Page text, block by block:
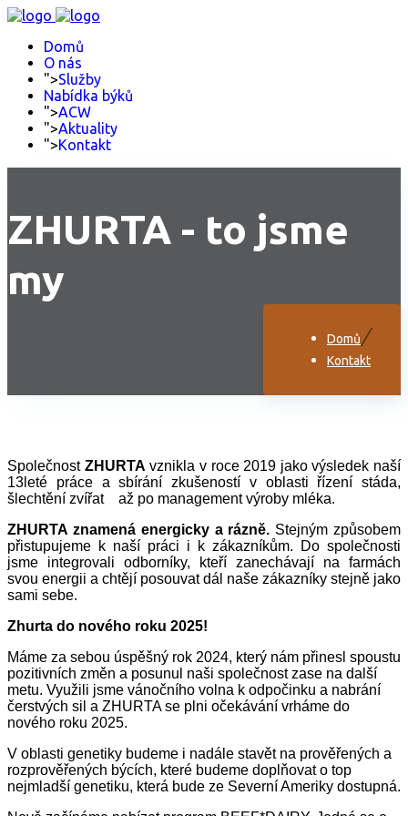
Domů
O nás
">Služby
Nabídka býků
">ACW
">Aktuality
">Kontakt
ZHURTA - to jsme
my
Domů
Kontakt
Společnost ZHURTA vznikla v roce 2019 jako výsledek naší
13leté práce a sbírání zkušeností v oblasti řízení stáda,
šlechtění zvířat až po management výroby mléka.
ZHURTA znamená energicky a rázně. Stejným způsobem
přistupujeme k naší práci i k zákazníkům. Do společnosti
jsme integrovali odborníky, kteří zanechávají na farmách
svou energii a chtějí posouvat dál naše zákazníky stejně jako
sami sebe.
Zhurta do nového roku 2025!
Máme za sebou úspěšný rok 2024, který nám přinesl spoustu
pozitivních změn a posunul naši společnost zase na další
metu. Využili jsme vánočního volna k odpočinku a nabrání
čerstvých sil a ZHURTA se plni očekávání vrháme do
nového roku 2025.
V oblasti genetiky budeme i nadále stavět na prověřených a
rozprověřených býcích, které budeme doplňovat o top
nejmladší genetiku, která bude ze Severní Ameriky dostupná.